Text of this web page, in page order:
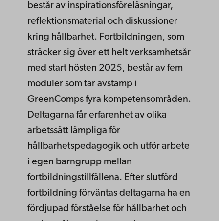
består av inspirationsföreläsningar,
reflektionsmaterial och diskussioner
kring hållbarhet. Fortbildningen, som
sträcker sig över ett helt verksamhetsår
med start hösten 2025, består av fem
moduler som tar avstamp i
GreenComps fyra kompetensområden.
Deltagarna får erfarenhet av olika
arbetssätt lämpliga för
hållbarhetspedagogik och utför arbete
i egen barngrupp mellan
fortbildningstillfällena. Efter slutförd
fortbildning förväntas deltagarna ha en
fördjupad förståelse för hållbarhet och